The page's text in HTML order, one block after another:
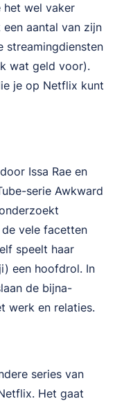
het wel vaker
aantal van zijn
streamingdiensten
wat geld voor).
je op Netflix kunt
Issa Rae en
serie Awkward
vele facetten
speelt haar
een hoofdrol. In
de bijna-
werk en relaties.
series van
Het gaat